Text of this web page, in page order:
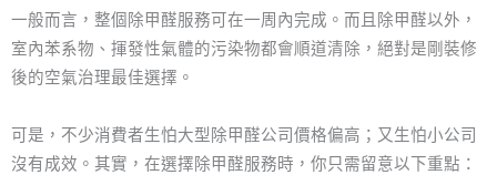
一般而言，整個除甲醛服務可在一周內完成。而且除甲醛以外，
室內苯系物、揮發性氣體的污染物都會順道清除，絕對是剛裝修
後的空氣治理最佳選擇。
可是，不少消費者生怕大型除甲醛公司價格偏高；又生怕小公司
沒有成效。其實，在選擇除甲醛服務時，你只需留意以下重點：